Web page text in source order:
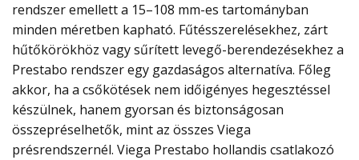
rendszer emellett a 15–108 mm-es tartományban
minden méretben kapható. Fűtésszerelésekhez, zárt
hűtőkörökhöz vagy sűrített levegő-berendezésekhez a
Prestabo rendszer egy gazdaságos alternatíva. Főleg
akkor, ha a csőkötések nem időigényes hegesztéssel
készülnek, hanem gyorsan és biztonságosan
összepréselhetők, mint az összes Viega
présrendszernél. Viega Prestabo hollandis csatlakozó